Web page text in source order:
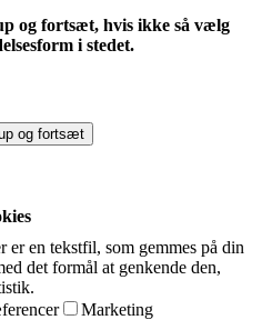
og fortsæt, hvis ikke så vælg
i stedet.
og fortsæt
er en tekstfil, som gemmes på din
det formål at genkende den,
Marketing